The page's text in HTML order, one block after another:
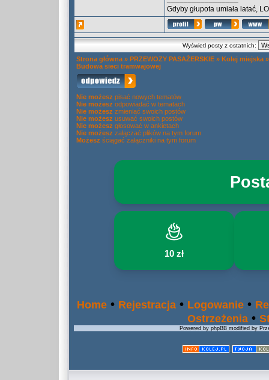
Gdyby głupota umiała latać,
Wyświetl posty z ostatnich:
Strona główna » PRZEWOZY PASAŻERSKIE » Kolej miejska
Budowa sieci tramwajowej
Nie możesz pisać nowych tematów
Nie możesz odpowiadać w tematach
Nie możesz zmieniać swoich postów
Nie możesz usuwać swoich postów
Nie możesz głosować w ankietach
Nie możesz załączać plików na tym forum
Możesz ściągać załączniki na tym forum
10 zł
Home • Rejestracja • Logowanie •
Ostrzeżenia •
Powered by phpBB modified by